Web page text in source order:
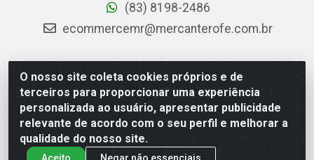
O nosso site coleta cookies próprios e de
terceiros para proporcionar uma experiência
personalizada ao usuário, apresentar publicidade
relevante de acordo com o seu perfil e melhorar a
qualidade do nosso site.
Aceito Negar não essenciais
(83) 8198-2486
ecommercemr@mercanterofe.com.br
MR Distribuidora - Rua Hortêncio Ribeiro de Luna, 3777 -
Distrito Industrial, João Pessoa/PB - CEP 58081-400 -
CNPJ 35.428.312/0001-85